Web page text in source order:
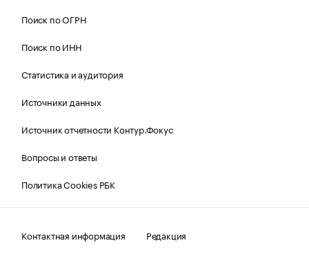
Поиск по ОГРН
Поиск по ИНН
Статистика и аудитория
Источники данных
Источник отчетности Контур.Фокус
Вопросы и ответы
Политика Cookies РБК
Контактная информация Редакция